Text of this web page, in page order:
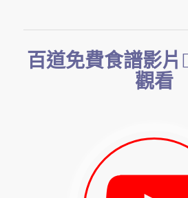
百道免費食譜影片
觀看